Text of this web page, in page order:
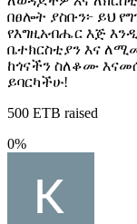
በፀሎት ያስቡን፦ ይህ
የእግዚአብሔር እጅ
ቤተክርስቲያን እና
ከጎናችን ስለቆሙ
ይባርካችሁ!
500 ETB raised
0%